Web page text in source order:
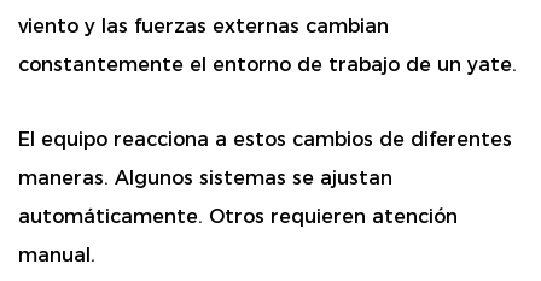
viento y las fuerzas externas cambian
constantemente el entorno de trabajo de un yate.
El equipo reacciona a estos cambios de diferentes
maneras. Algunos sistemas se ajustan
automáticamente. Otros requieren atención
manual.